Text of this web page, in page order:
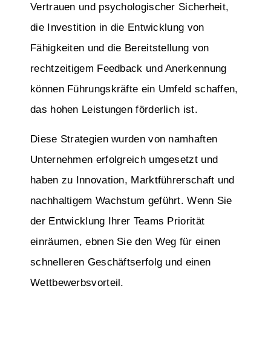
Vertrauen und psychologischer Sicherheit,
die Investition in die Entwicklung von
Fähigkeiten und die Bereitstellung von
rechtzeitigem Feedback und Anerkennung
können Führungskräfte ein Umfeld schaffen,
das hohen Leistungen förderlich ist.
Diese Strategien wurden von namhaften
Unternehmen erfolgreich umgesetzt und
haben zu Innovation, Marktführerschaft und
nachhaltigem Wachstum geführt. Wenn Sie
der Entwicklung Ihrer Teams Priorität
einräumen, ebnen Sie den Weg für einen
schnelleren Geschäftserfolg und einen
Wettbewerbsvorteil.